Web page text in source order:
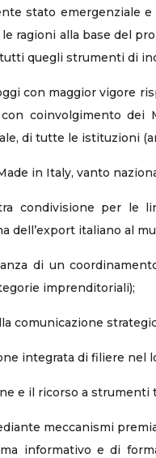
stato emergenziale
ragioni alla base del
quegli strumenti di
con maggior vigore
coinvolgimento
di tutte le istituzioni
in Italy, vanto
condivisione per le
dell’export italiano al
di un
imprenditoriali);
comunicazione
integrata di filiere nel
e il ricorso a
meccanismi
informativo e di